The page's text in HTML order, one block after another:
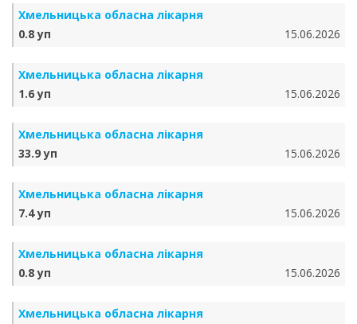
Хмельницька обласна лікарня
0.8 уп
15.06.2026
Хмельницька обласна лікарня
1.6 уп
15.06.2026
Хмельницька обласна лікарня
33.9 уп
15.06.2026
Хмельницька обласна лікарня
7.4 уп
15.06.2026
Хмельницька обласна лікарня
0.8 уп
15.06.2026
Хмельницька обласна лікарня